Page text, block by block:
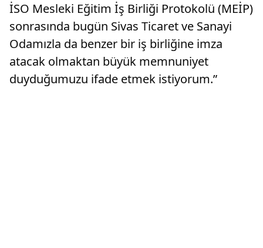
İSO M​esleki Eğitim İş Birliği Protokolü (MEİP​)
sonrasında bugün Sivas Ticaret ve Sanayi
Odamızla da benzer bir iş birliğine imza
atacak olmaktan büyük memnuniyet
duyduğumuzu ifade etmek istiyorum.”